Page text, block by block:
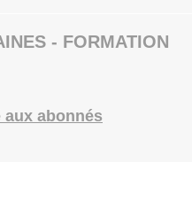
- FORMATION
aux abonnés